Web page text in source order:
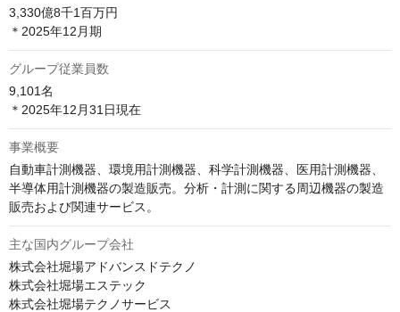
3,330億8千1百万円
＊2025年12月期
グループ従業員数
9,101名
事業概要
自動車計測機器、環境用計測機器、科学計測機器、医用計測機器、
半導体用計測機器の製造販売。分析・計測に関する周辺機器の製造
販売および関連サービス。
主な国内グループ会社
株式会社堀場アドバンスドテクノ
株式会社堀場エステック
株式会社堀場テクノサービス